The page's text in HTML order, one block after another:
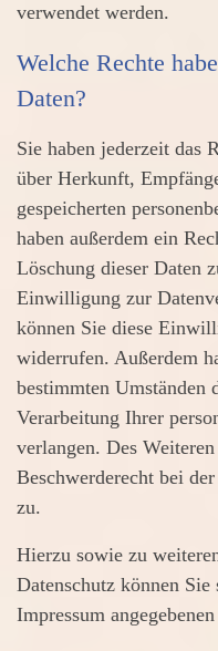
verwendet werden.
Welche Rechte
Daten?
Sie haben jederzeit das
über Herkunft,
gespeicherten
haben außerdem ein
Löschung dieser Daten
Einwilligung zur
können Sie diese
widerrufen. Außerdem
bestimmten Umständen
Verarbeitung Ihrer
verlangen. Des
Beschwerderecht bei
zu.
Hierzu sowie zu
Datenschutz können
Impressum